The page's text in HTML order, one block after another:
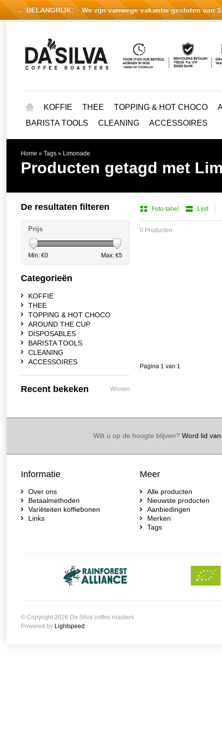
KOFFIE THEE TOPPING & HOT CHOCO
BARISTA TOOLS
CLEANING ACCESSOIRES
Home » Tags » Limonade
Producten getagd met
Foto-tabel Lijst
0 Producten
Pagina 1 van 1
De resultaten filteren
Prijs
Min: €0 Max: €5
Categorieën
KOFFIE
THEE
TOPPING & HOT CHOCO
AROUND THE CUP
DISPOSABLES
BARISTA TOOLS
CLEANING
ACCESSOIRES
Recent bekeken Wissen
Wilt u op de hoogte blijven?Word lid van
Informatie
Over ons
Betaalmethoden
Variëteiten koffiebonen
Links
Meer
Alle producten
Nieuwste producten
Aanbiedingen
Merken
Tags
© Copyright 2026 Da Silva coffee roasters
Powered by Lightspeed
← BELANGRIJK: We zijn vanwege vakantie gesloten van